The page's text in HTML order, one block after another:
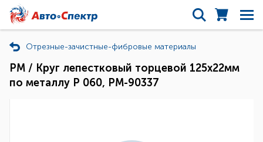
Отрезные-зачистные-фибровые материалы
РМ / Круг лепестковый торцевой 125х22мм
по металлу Р 060, РМ-90337